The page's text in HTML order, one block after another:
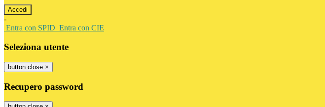
-
Entra con SPID Entra con CIE
Seleziona utente
button close ×
Recupero password